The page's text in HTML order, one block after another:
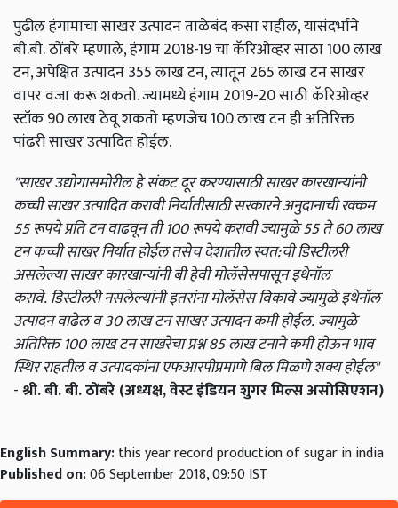
पुढील हंगामाचा साखर उत्पादन ताळेबंद कसा राहील, यासंदर्भाने
बी.बी. ठोंबरे म्हणाले, हंगाम 2018-19 चा कॅरिओव्हर साठा 100 लाख
टन, अपेक्षित उत्पादन 355 लाख टन, त्यातून 265 लाख टन साखर
वापर वजा करू शकतो. ज्यामध्ये हंगाम 2019-20 साठी कॅरिओव्हर
स्टॉक 90 लाख ठेवू शकतो म्हणजेच 100 लाख टन ही अतिरिक्त
पांढरी साखर उत्पादित होईल.
"साखर उद्योगासमोरील हे संकट दूर करण्यासाठी साखर कारखान्यांनी
कच्ची साखर उत्पादित करावी निर्यातीसाठी सरकारने अनुदानाची रक्कम
55 रूपये प्रति टन वाढवून ती 100 रूपये करावी ज्यामुळे 55 ते 60 लाख
टन कच्ची साखर निर्यात होईल तसेच देशातील स्वत:ची डिस्टीलरी
असलेल्या साखर कारखान्यांनी बी हेवी मोलॅसेसपासून इथेनॉल
करावे. डिस्टीलरी नसलेल्यांनी इतरांना मोलॅसेस विकावे ज्यामुळे इथेनॉल
उत्पादन वाढेल व 30 लाख टन साखर उत्पादन कमी होईल. ज्यामुळे
अतिरिक्त 100 लाख टन साखरेचा प्रश्न 85 लाख टनाने कमी होऊन भाव
स्थिर राहतील व उत्पादकांना एफआरपीप्रमाणे बिल मिळणे शक्य होईल"
-श्री. बी. बी. ठोंबरे (अध्यक्ष, वेस्ट इंडियन शुगर मिल्स असोसिएशन)
English Summary:this year record production of sugar in india
Published on:06 September 2018, 09:50 IST